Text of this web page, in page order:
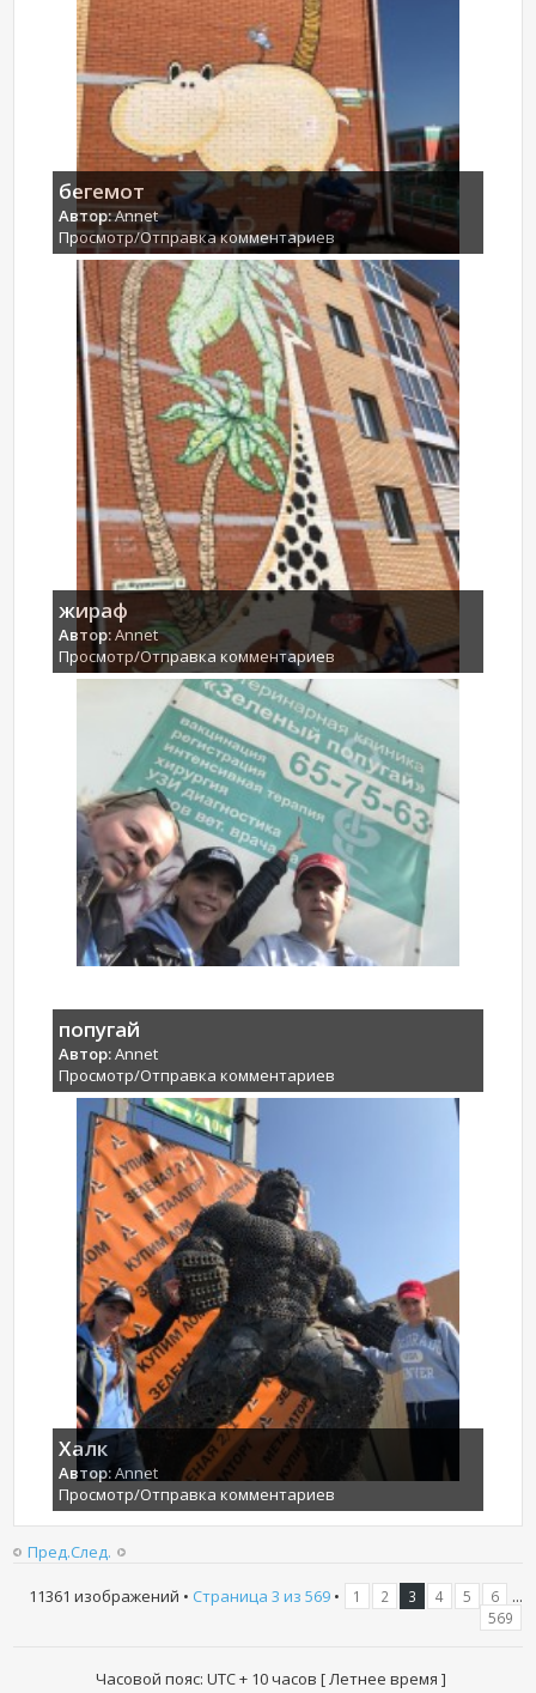
бегемот
Автор:Annet
Просмотр/Отправка комментариев
жираф
Автор:Annet
Просмотр/Отправка комментариев
попугай
Автор:Annet
Просмотр/Отправка комментариев
Халк
Автор:Annet
Просмотр/Отправка комментариев
Пред.След.
11361 изображений • Страница 3 из 569• 1 2 3 4 5 6 ...
569
Часовой пояс: UTC + 10 часов [ Летнее время ]